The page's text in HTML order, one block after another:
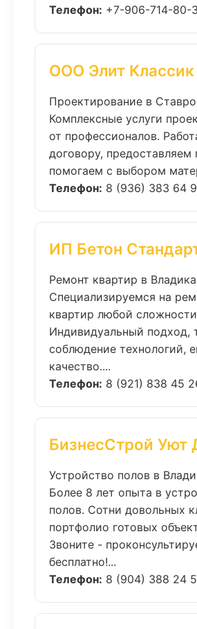
Телефон: +7-906-714-80-
ООО Элит Классик
Проектирование в
Комплексные услуги
от профессионалов.
договору, предоставляем
помогаем с выбором
Телефон: 8 (936) 383 64
ИП Бетон
Ремонт квартир в
Специализируемся на
квартир любой
Индивидуальный подход,
соблюдение технологий,
качество....
Телефон: 8 (921) 838 45
БизнесСтрой Уют
Устройство полов в
Более 8 лет опыта в
полов. Сотни довольных
портфолио готовых
Звоните -
бесплатно!...
Телефон: 8 (904) 388 24